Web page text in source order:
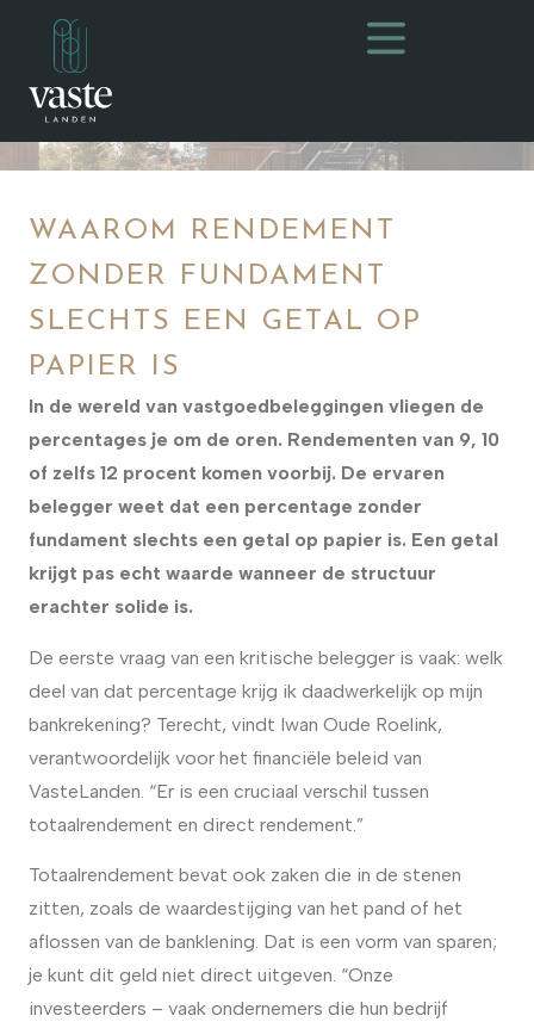
WAAROM RENDEMENT
ZONDER FUNDAMENT
SLECHTS EEN GETAL OP
PAPIER IS
In de wereld van vastgoedbeleggingen vliegen de
percentages je om de oren. Rendementen van 9, 10
of zelfs 12 procent komen voorbij. De ervaren
belegger weet dat een percentage zonder
fundament slechts een getal op papier is. Een getal
krijgt pas echt waarde wanneer de structuur
erachter solide is.
De eerste vraag van een kritische belegger is vaak: welk
deel van dat percentage krijg ik daadwerkelijk op mijn
bankrekening? Terecht, vindt Iwan Oude Roelink,
verantwoordelijk voor het financiële beleid van
VasteLanden. “Er is een cruciaal verschil tussen
totaalrendement en direct rendement.”
Totaalrendement bevat ook zaken die in de stenen
zitten, zoals de waardestijging van het pand of het
aflossen van de banklening. Dat is een vorm van sparen;
je kunt dit geld niet direct uitgeven. “Onze
investeerders – vaak ondernemers die hun bedrijf